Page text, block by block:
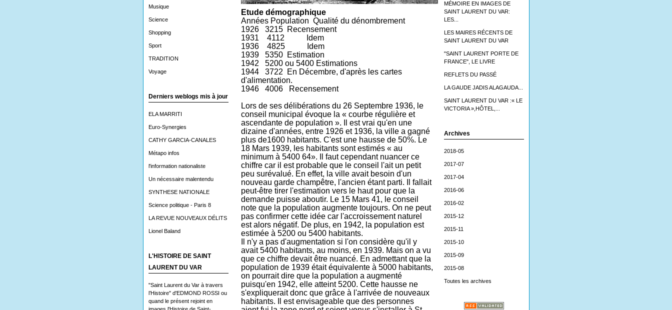
Musique
Science
Shopping
Sport
TRADITION
Voyage
Derniers weblogs mis à jour
ELA MARRITI
Euro-Synergies
CATHY GARCIA-CANALES
Métapo infos
l'information nationaliste
Un nécessaire malentendu
SYNTHESE NATIONALE
Science politique - Paris 8
LA REVUE NOUVEAUX DÉLITS
Lionel Baland
L'HISTOIRE DE SAINT
LAURENT DU VAR
"Saint Laurent du Var à travers
l’Histoire" d'EDMOND ROSSI ou
quand le présent rejoint en
MÉMOIRE EN IMAGES DE
SAINT LAURENT DU VAR:
LES...
LES MAIRES RÉCENTS DE
SAINT LAURENT DU VAR
"SAINT LAURENT PORTE DE
FRANCE", LE LIVRE
REFLETS DU PASSÉ
LA GAUDE JADIS ALAGAUDA...
SAINT LAURENT DU VAR :« LE
VICTORIA »,HÔTEL,...
Archives
2018-05
2017-07
2017-04
2016-06
2016-02
2015-12
2015-11
2015-10
2015-09
2015-08
Toutes les archives
Etude démographique
Années Population Qualité du dénombrement
1926
3215
Recensement
1931
4112
Idem
1936
4825
Idem
1939
5350
Estimation
1942
5200 ou 5400 Estimations
1944
3722
En Décembre, d'après les cartes
d'alimentation.
1946
4006
Recensement
Lors de ses délibérations du 26 Septembre 1936, le
conseil municipal évoque la « courbe régulière et
ascendante de population ». Il est vrai qu'en une
dizaine d'années, entre 1926 et 1936, la ville a gagné
plus de1600 habitants. C'est une hausse de 50%. Le
18 Mars 1939, les habitants sont estimés « au
minimum à 5400 64». Il faut cependant nuancer ce
chiffre car il est probable que le conseil l'ait un petit
peu surévalué. En effet, la ville avait besoin d'un
nouveau garde champêtre, l'ancien étant parti. Il fallait
peut-être tirer l'estimation vers le haut pour que la
demande puisse aboutir. Le 15 Mars 41, le conseil
note que la population augmente toujours. On ne peut
pas confirmer cette idée car l'accroissement naturel
est alors négatif. De plus, en 1942, la population est
estimée à 5200 ou 5400 habitants.
Il n'y a pas d'augmentation si l'on considère qu'il y
avait 5400 habitants, au moins, en 1939. Mais on a vu
que ce chiffre devait être nuancé. En admettant que la
population de 1939 était équivalente à 5000 habitants,
on pourrait dire que la population a augmenté
puisqu'en 1942, elle atteint 5200. Cette hausse ne
s'expliquerait donc que grâce à l'arrivée de nouveaux
habitants. Il est envisageable que des personnes